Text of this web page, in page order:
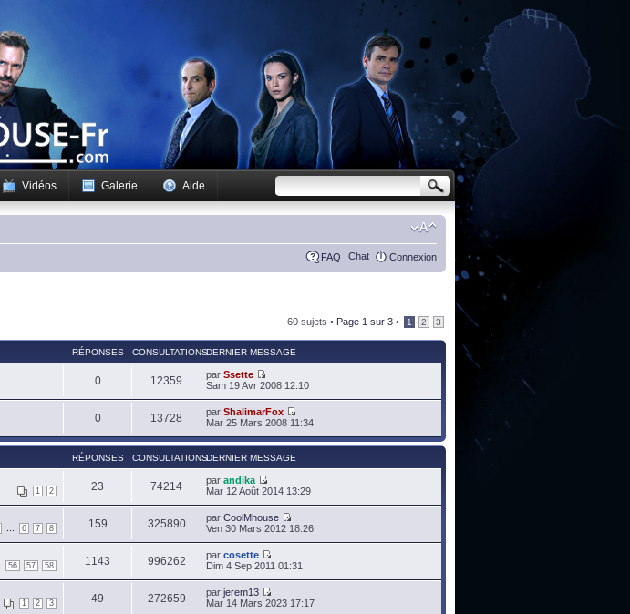
Vidéos Galerie Aide
FAQ Chat Connexion
60 sujets • Page 1 sur 3 • 1 2 3
RÉPONSES CONSULTATIONSDERNIER MESSAGE
0 12359 par Ssette
Sam 19 Avr 2008 12:10
0 13728 par ShalimarFox
Mar 25 Mars 2008 11:34
RÉPONSES CONSULTATIONSDERNIER MESSAGE
1 2 23 74214 par andika
Mar 12 Août 2014 13:29
6 7 8 159 325890 par CoolMhouse
Ven 30 Mars 2012 18:26
56 57 58 1143 996262 par cosette
Dim 4 Sep 2011 01:31
1 2 3 49 272659 par jerem13
Mar 14 Mars 2023 17:17